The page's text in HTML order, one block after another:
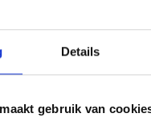
Details
gebruik van
andere